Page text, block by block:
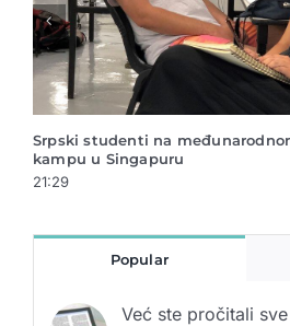
Srpski studenti na
kampu u Singapuru
21:29
Popular
Već ste pročitali